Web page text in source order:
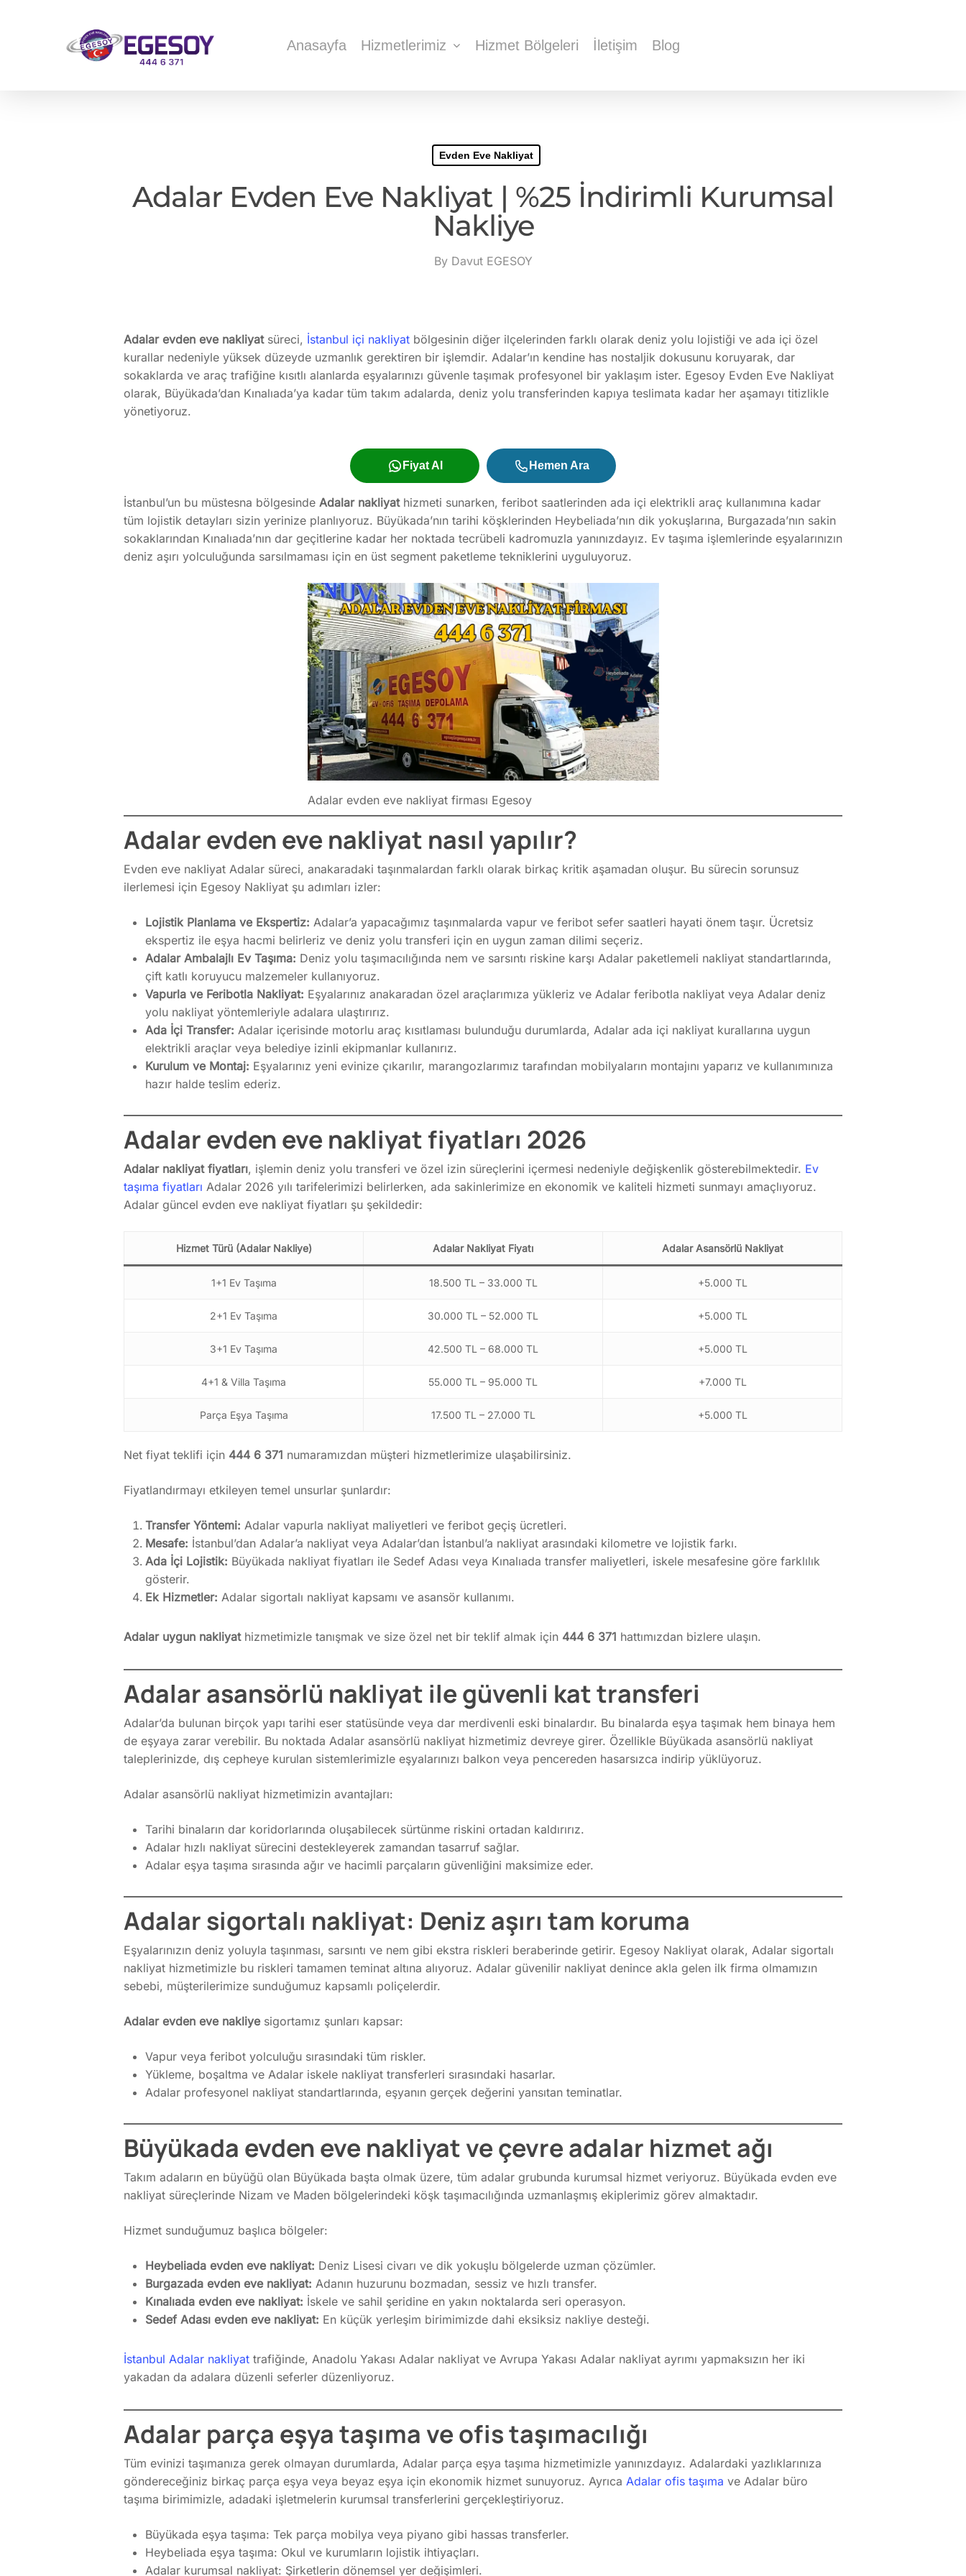
Anasayfa Hizmetlerimiz Hizmet Bölgeleri İletişim Blog
Evden Eve Nakliyat
Adalar Evden Eve Nakliyat | %25 İndirimli Kurumsal
Nakliye
By Davut EGESOY
Adalar evden eve nakliyatsüreci, İstanbul içi nakliyat bölgesinin diğer ilçelerinden farklı olarak deniz yolu lojistiği ve ada içi özel
kurallar nedeniyle yüksek düzeyde uzmanlık gerektiren bir işlemdir. Adalar’ın kendine has nostaljik dokusunu koruyarak, dar
sokaklarda ve araç trafiğine kısıtlı alanlarda eşyalarınızı güvenle taşımak profesyonel bir yaklaşım ister. Egesoy Evden Eve Nakliyat
olarak, Büyükada’dan Kınalıada’ya kadar tüm takım adalarda, deniz yolu transferinden kapıya teslimata kadar her aşamayı titizlikle
yönetiyoruz.
Fiyat Al Hemen Ara
İstanbul’un bu müstesna bölgesinde Adalar nakliyathizmeti sunarken, feribot saatlerinden ada içi elektrikli araç kullanımına kadar
tüm lojistik detayları sizin yerinize planlıyoruz. Büyükada’nın tarihi köşklerinden Heybeliada’nın dik yokuşlarına, Burgazada’nın sakin
sokaklarından Kınalıada’nın dar geçitlerine kadar her noktada tecrübeli kadromuzla yanınızdayız. Ev taşıma işlemlerinde eşyalarınızın
deniz aşırı yolculuğunda sarsılmaması için en üst segment paketleme tekniklerini uyguluyoruz.
Adalar evden eve nakliyat firması Egesoy
Adalar evden eve nakliyat nasıl yapılır?
Evden eve nakliyat Adalar süreci, anakaradaki taşınmalardan farklı olarak birkaç kritik aşamadan oluşur. Bu sürecin sorunsuz
ilerlemesi için Egesoy Nakliyat şu adımları izler:
Lojistik Planlama ve Ekspertiz: Adalar’a yapacağımız taşınmalarda vapur ve feribot sefer saatleri hayati önem taşır. Ücretsiz
ekspertiz ile eşya hacmi belirleriz ve deniz yolu transferi için en uygun zaman dilimi seçeriz.
Adalar Ambalajlı Ev Taşıma: Deniz yolu taşımacılığında nem ve sarsıntı riskine karşı Adalar paketlemeli nakliyat standartlarında,
çift katlı koruyucu malzemeler kullanıyoruz.
Vapurla ve Feribotla Nakliyat: Eşyalarınız anakaradan özel araçlarımıza yükleriz ve Adalar feribotla nakliyat veya Adalar deniz
yolu nakliyat yöntemleriyle adalara ulaştırırız.
Ada İçi Transfer: Adalar içerisinde motorlu araç kısıtlaması bulunduğu durumlarda, Adalar ada içi nakliyat kurallarına uygun
elektrikli araçlar veya belediye izinli ekipmanlar kullanırız.
Kurulum ve Montaj: Eşyalarınız yeni evinize çıkarılır, marangozlarımız tarafından mobilyaların montajını yaparız ve kullanımınıza
hazır halde teslim ederiz.
Adalar evden eve nakliyat fiyatları 2026
Adalar nakliyat fiyatları, işlemin deniz yolu transferi ve özel izin süreçlerini içermesi nedeniyle değişkenlik gösterebilmektedir. Ev
taşıma fiyatları Adalar 2026 yılı tarifelerimizi belirlerken, ada sakinlerimize en ekonomik ve kaliteli hizmeti sunmayı amaçlıyoruz.
Adalar güncel evden eve nakliyat fiyatları şu şekildedir:
Hizmet Türü (Adalar Nakliye) Adalar Nakliyat Fiyatı Adalar Asansörlü Nakliyat
1+1 Ev Taşıma 18.500 TL – 33.000 TL +5.000 TL
2+1 Ev Taşıma 30.000 TL – 52.000 TL +5.000 TL
3+1 Ev Taşıma 42.500 TL – 68.000 TL +5.000 TL
4+1 & Villa Taşıma 55.000 TL – 95.000 TL +7.000 TL
Parça Eşya Taşıma 17.500 TL – 27.000 TL +5.000 TL
Net fiyat teklifi için 444 6 371 numaramızdan müşteri hizmetlerimize ulaşabilirsiniz.
Fiyatlandırmayı etkileyen temel unsurlar şunlardır:
Transfer Yöntemi: Adalar vapurla nakliyat maliyetleri ve feribot geçiş ücretleri.
Mesafe: İstanbul’dan Adalar’a nakliyat veya Adalar’dan İstanbul’a nakliyat arasındaki kilometre ve lojistik farkı.
Ada İçi Lojistik: Büyükada nakliyat fiyatları ile Sedef Adası veya Kınalıada transfer maliyetleri, iskele mesafesine göre farklılık
gösterir.
Ek Hizmetler: Adalar sigortalı nakliyat kapsamı ve asansör kullanımı.
Adalar uygun nakliyathizmetimizle tanışmak ve size özel net bir teklif almak için 444 6 371 hattımızdan bizlere ulaşın.
Adalar asansörlü nakliyat ile güvenli kat transferi
Adalar’da bulunan birçok yapı tarihi eser statüsünde veya dar merdivenli eski binalardır. Bu binalarda eşya taşımak hem binaya hem
de eşyaya zarar verebilir. Bu noktada Adalar asansörlü nakliyat hizmetimiz devreye girer. Özellikle Büyükada asansörlü nakliyat
taleplerinizde, dış cepheye kurulan sistemlerimizle eşyalarınızı balkon veya pencereden hasarsızca indirip yüklüyoruz.
Adalar asansörlü nakliyat hizmetimizin avantajları:
Tarihi binaların dar koridorlarında oluşabilecek sürtünme riskini ortadan kaldırırız.
Adalar hızlı nakliyat sürecini destekleyerek zamandan tasarruf sağlar.
Adalar eşya taşıma sırasında ağır ve hacimli parçaların güvenliğini maksimize eder.
Adalar sigortalı nakliyat: Deniz aşırı tam koruma
Eşyalarınızın deniz yoluyla taşınması, sarsıntı ve nem gibi ekstra riskleri beraberinde getirir. Egesoy Nakliyat olarak, Adalar sigortalı
nakliyat hizmetimizle bu riskleri tamamen teminat altına alıyoruz. Adalar güvenilir nakliyat denince akla gelen ilk firma olmamızın
sebebi, müşterilerimize sunduğumuz kapsamlı poliçelerdir.
Adalar evden eve nakliyesigortamız şunları kapsar:
Vapur veya feribot yolculuğu sırasındaki tüm riskler.
Yükleme, boşaltma ve Adalar iskele nakliyat transferleri sırasındaki hasarlar.
Adalar profesyonel nakliyat standartlarında, eşyanın gerçek değerini yansıtan teminatlar.
Büyükada evden eve nakliyat ve çevre adalar hizmet ağı
Takım adaların en büyüğü olan Büyükada başta olmak üzere, tüm adalar grubunda kurumsal hizmet veriyoruz. Büyükada evden eve
nakliyat süreçlerinde Nizam ve Maden bölgelerindeki köşk taşımacılığında uzmanlaşmış ekiplerimiz görev almaktadır.
Hizmet sunduğumuz başlıca bölgeler:
Heybeliada evden eve nakliyat: Deniz Lisesi civarı ve dik yokuşlu bölgelerde uzman çözümler.
Burgazada evden eve nakliyat: Adanın huzurunu bozmadan, sessiz ve hızlı transfer.
Kınalıada evden eve nakliyat: İskele ve sahil şeridine en yakın noktalarda seri operasyon.
Sedef Adası evden eve nakliyat: En küçük yerleşim birimimizde dahi eksiksiz nakliye desteği.
İstanbul Adalar nakliyat trafiğinde, Anadolu Yakası Adalar nakliyat ve Avrupa Yakası Adalar nakliyat ayrımı yapmaksızın her iki
yakadan da adalara düzenli seferler düzenliyoruz.
Adalar parça eşya taşıma ve ofis taşımacılığı
Tüm evinizi taşımanıza gerek olmayan durumlarda, Adalar parça eşya taşıma hizmetimizle yanınızdayız. Adalardaki yazlıklarınıza
göndereceğiniz birkaç parça eşya veya beyaz eşya için ekonomik hizmet sunuyoruz. Ayrıca Adalar ofis taşıma ve Adalar büro
taşıma birimimizle, adadaki işletmelerin kurumsal transferlerini gerçekleştiriyoruz.
Büyükada eşya taşıma: Tek parça mobilya veya piyano gibi hassas transferler.
Heybeliada eşya taşıma: Okul ve kurumların lojistik ihtiyaçları.
Adalar kurumsal nakliyat: Şirketlerin dönemsel yer değişimleri.
0532 644 63 71